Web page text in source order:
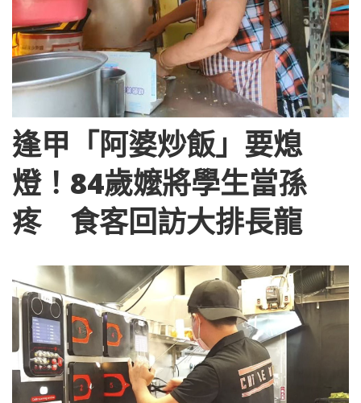
逢甲「阿婆炒飯」要熄
燈！84歲嬤將學生當孫
疼 食客回訪大排長龍